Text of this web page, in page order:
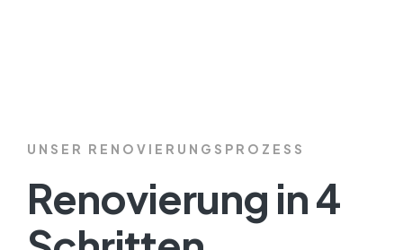
UNSER RENOVIERUNGSPROZESS
Renovierung in 4